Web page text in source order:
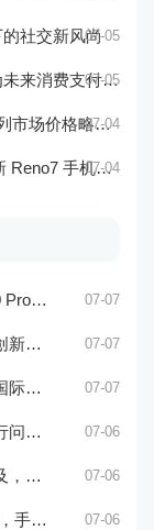
社交新风尚07-05
支付的主流方式07-05
价格略有回升07-04
，搭载高端配置07-04
波动 07-07
领 07-07
市场 07-07
？ 07-06
流 07-06
挑战 07-06